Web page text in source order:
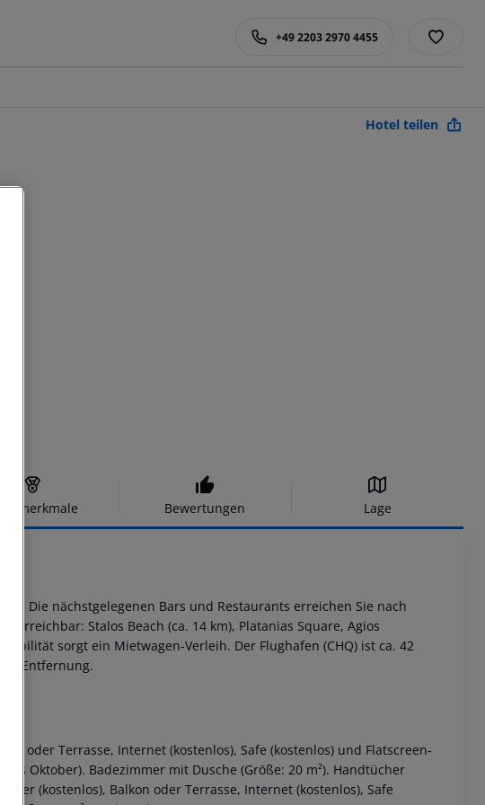
+49 2203 2970 4455
Hotel teilen
Bewertungen Lage
Die nächstgelegenen Bars und Restaurants erreichen Sie nach
erreichbar: Stalos Beach (ca. 14 km), Platanias Square, Agios
sorgt ein Mietwagen-Verleih. Der Flughafen (CHQ) ist ca. 42
Entfernung.
oder Terrasse, Internet (kostenlos), Safe (kostenlos) und Flatscreen-
Oktober). Badezimmer mit Dusche (Größe: 20 m²). Handtücher
(kostenlos), Balkon oder Terrasse, Internet (kostenlos), Safe